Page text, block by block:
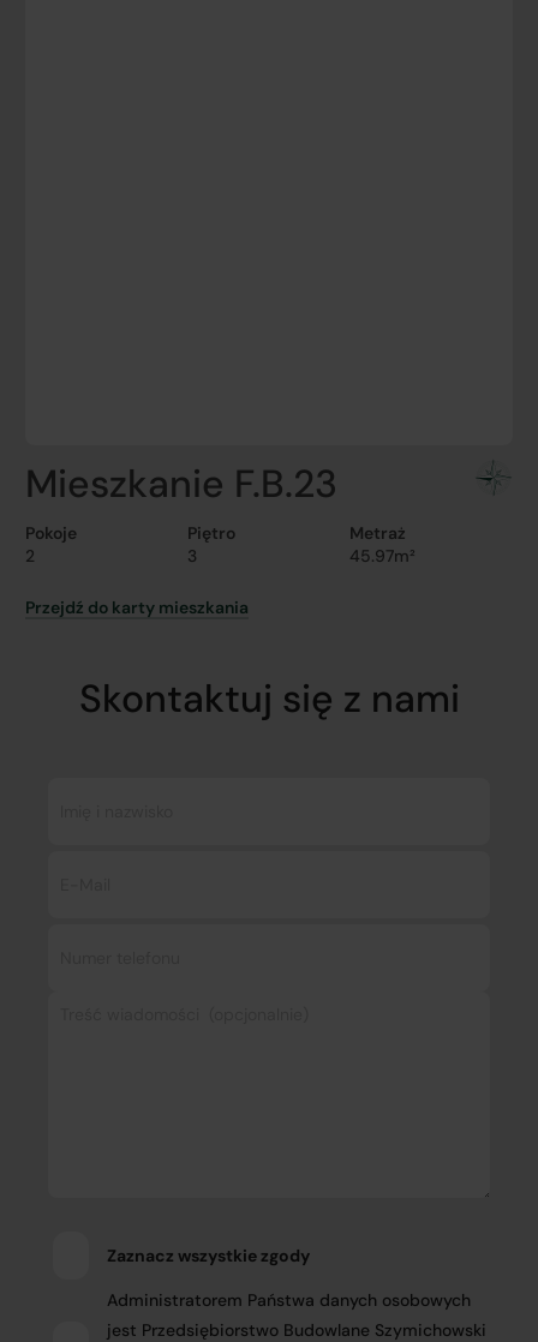
Mieszkanie F.B.23
Pokoje
2
Piętro
3
Metraż
45.97m²
Przejdź do karty mieszkania
Skontaktuj się z nami
Zaznacz wszystkie zgody
Administratorem Państwa danych osobowych
jest Przedsiębiorstwo Budowlane Szymichowski